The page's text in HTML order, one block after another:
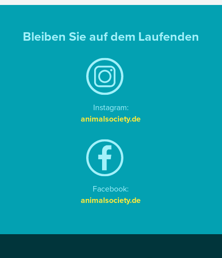
Bleiben Sie auf dem Laufenden
Instagram:
animalsociety.de
Facebook:
animalsociety.de